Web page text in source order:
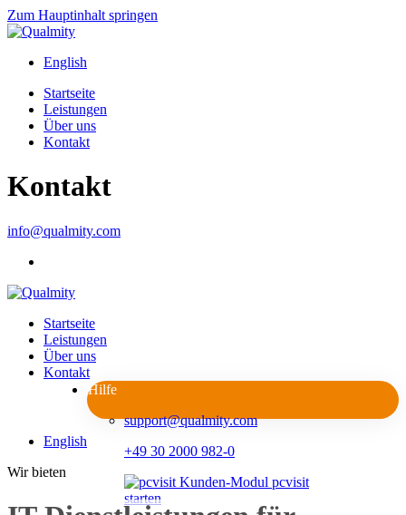
Zum Hauptinhalt springen
English
Startseite
Leistungen
Über uns
Kontakt
Kontakt
info@qualmity.com
Startseite
Leistungen
Über uns
Kontakt
Hilfe
support@qualmity.com
+49 30 2000 982-0
English
Wir bieten